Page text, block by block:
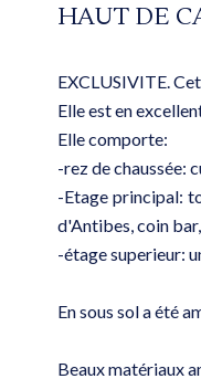
HAUT DE
EXCLUSIVITE.
Elle est en
Elle comporte:
-rez de chaussée:
-Etage principal:
d'Antibes, coin
-étage superieur:
En sous sol a été
Beaux matériaux